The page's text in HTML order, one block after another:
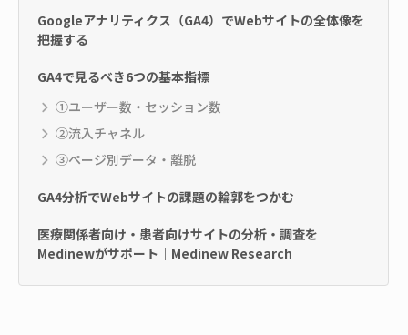
Googleアナリティクス（GA4）でWebサイトの全体像を
把握する
GA4で見るべき6つの基本指標
①ユーザー数・セッション数
②流入チャネル
③ページ別データ・離脱
GA4分析でWebサイトの課題の輪郭をつかむ
医療関係者向け・患者向けサイトの分析・調査を
Medinewがサポート｜Medinew Research